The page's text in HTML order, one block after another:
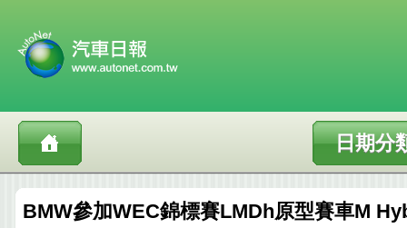
日期分
BMW參加WEC錦標賽LMDh原型賽車M